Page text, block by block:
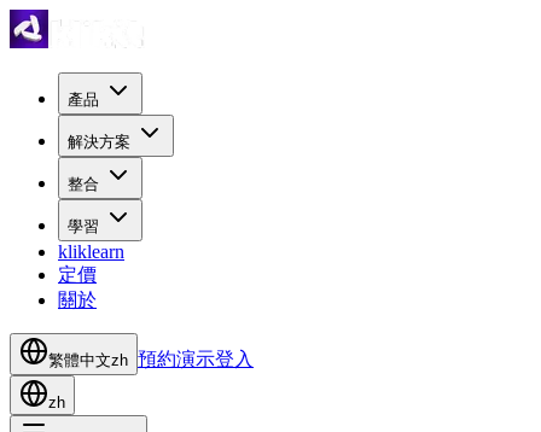
產品
解決方案
整合
學習
kliklearn
定價
關於
繁體中文zh 預約演示登入
zh